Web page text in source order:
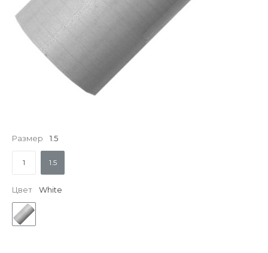
Размер 1.5
1 1.5
Цвет White